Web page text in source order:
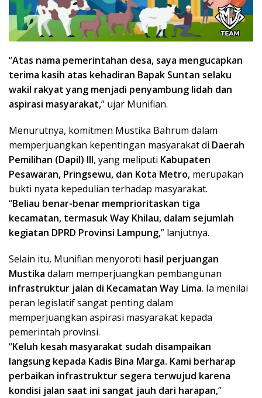
“Atas nama pemerintahan desa, saya mengucapkan
terima kasih atas kehadiran Bapak Suntan selaku
wakil rakyat yang menjadi penyambung lidah dan
aspirasi masyarakat,” ujar Munifian.
Menurutnya, komitmen Mustika Bahrum dalam
memperjuangkan kepentingan masyarakat di Daerah
Pemilihan (Dapil) III, yang meliputi Kabupaten
Pesawaran, Pringsewu, dan Kota Metro, merupakan
bukti nyata kepedulian terhadap masyarakat.
“Beliau benar-benar memprioritaskan tiga
kecamatan, termasuk Way Khilau, dalam sejumlah
kegiatan DPRD Provinsi Lampung,” lanjutnya.
Selain itu, Munifian menyoroti hasil perjuangan
Mustika dalam memperjuangkan pembangunan
infrastruktur jalan di Kecamatan Way Lima. Ia menilai
peran legislatif sangat penting dalam
memperjuangkan aspirasi masyarakat kepada
pemerintah provinsi.
“Keluh kesah masyarakat sudah disampaikan
langsung kepada Kadis Bina Marga. Kami berharap
perbaikan infrastruktur segera terwujud karena
kondisi jalan saat ini sangat jauh dari harapan,”